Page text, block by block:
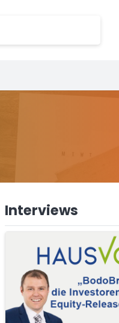
Interviews